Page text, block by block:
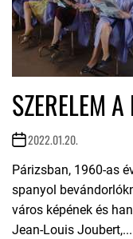
SZERELEM
2022.01.20.
Párizsban, 1960-as
spanyol
város képének és
Jean-Louis Joubert,...